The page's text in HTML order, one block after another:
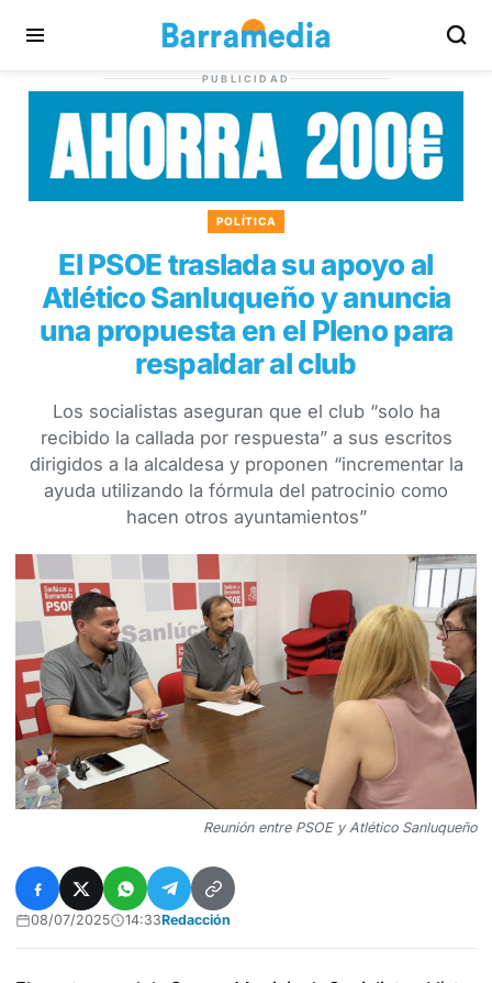
PUBLICIDAD
POLÍTICA
El PSOE traslada su apoyo al
Atlético Sanluqueño y anuncia
una propuesta en el Pleno para
respaldar al club
Los socialistas aseguran que el club “solo ha
recibido la callada por respuesta” a sus escritos
dirigidos a la alcaldesa y proponen “incrementar la
ayuda utilizando la fórmula del patrocinio como
hacen otros ayuntamientos”
Reunión entre PSOE y Atlético Sanluqueño
08/07/2025 14:33Redacción